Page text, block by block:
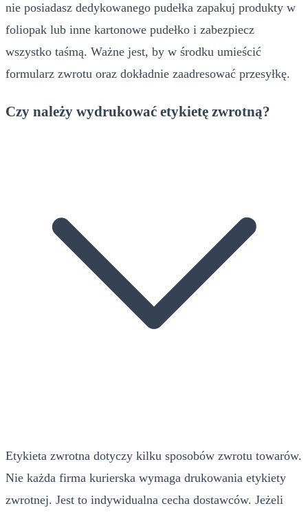
nie posiadasz dedykowanego pudełka zapakuj produkty w
foliopak lub inne kartonowe pudełko i zabezpiecz
wszystko taśmą. Ważne jest, by w środku umieścić
formularz zwrotu oraz dokładnie zaadresować przesyłkę.
Czy należy wydrukować etykietę zwrotną?
Etykieta zwrotna dotyczy kilku sposobów zwrotu towarów.
Nie każda firma kurierska wymaga drukowania etykiety
zwrotnej. Jest to indywidualna cecha dostawców. Jeżeli